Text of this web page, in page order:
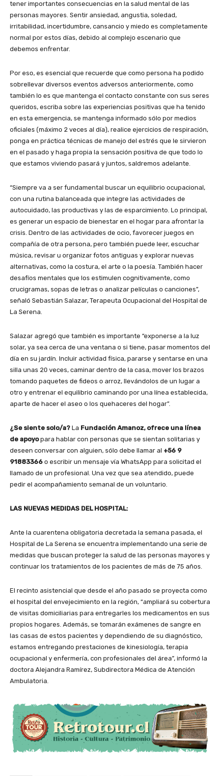
tener importantes consecuencias en la salud mental de las
personas mayores. Sentir ansiedad, angustia, soledad,
irritabilidad, incertidumbre, cansancio y miedo es completamente
normal por estos días, debido al complejo escenario que
debemos enfrentar.
Por eso, es esencial que recuerde que como persona ha podido
sobrellevar diversos eventos adversos anteriormente, como
también lo es que mantenga el contacto constante con sus seres
queridos, escriba sobre las experiencias positivas que ha tenido
en esta emergencia, se mantenga informado sólo por medios
oficiales (máximo 2 veces al día), realice ejercicios de respiración,
ponga en práctica técnicas de manejo del estrés que le sirvieron
en el pasado y haga propia la sensación positiva de que todo lo
que estamos viviendo pasará y juntos, saldremos adelante.
“Siempre va a ser fundamental buscar un equilibrio ocupacional,
con una rutina balanceada que integre las actividades de
autocuidado, las productivas y las de esparcimiento. Lo principal,
es generar un espacio de bienestar en el hogar para afrontar la
crisis. Dentro de las actividades de ocio, favorecer juegos en
compañía de otra persona, pero también puede leer, escuchar
música, revisar u organizar fotos antiguas y explorar nuevas
alternativas, como la costura, el arte o la poesía. También hacer
desafíos mentales que los estimulen cognitivamente, como
crucigramas, sopas de letras o analizar películas o canciones”,
señaló Sebastián Salazar, Terapeuta Ocupacional del Hospital de
La Serena.
Salazar agregó que también es importante “exponerse a la luz
solar, ya sea cerca de una ventana o si tiene, pasar momentos del
día en su jardín. Incluir actividad física, pararse y sentarse en una
silla unas 20 veces, caminar dentro de la casa, mover los brazos
tomando paquetes de fideos o arroz, llevándolos de un lugar a
otro y entrenar el equilibrio caminando por una línea establecida,
aparte de hacer el aseo o los quehaceres del hogar”.
¿Se siente solo/a? La Fundación Amanoz, ofrece una línea
de apoyopara hablar con personas que se sientan solitarias y
deseen conversar con alguien, sólo debe llamar al +56 9
91883366 o escribir un mensaje vía WhatsApp para solicitad el
llamado de un profesional. Una vez que sea atendido, puede
pedir el acompañamiento semanal de un voluntario.
LAS NUEVAS MEDIDAS DEL HOSPITAL:
Ante la cuarentena obligatoria decretada la semana pasada, el
Hospital de La Serena se encuentra implementando una serie de
medidas que buscan proteger la salud de las personas mayores y
continuar los tratamientos de los pacientes de más de 75 años.
El recinto asistencial que desde el año pasado se proyecta como
el hospital del envejecimiento en la región, “ampliará su cobertura
de visitas domiciliarias para entregarles los medicamentos en sus
propios hogares. Además, se tomarán exámenes de sangre en
las casas de estos pacientes y dependiendo de su diagnóstico,
estamos entregando prestaciones de kinesiología, terapia
ocupacional y enfermería, con profesionales del área”, informó la
doctora Alejandra Ramírez, Subdirectora Médica de Atención
Ambulatoria.